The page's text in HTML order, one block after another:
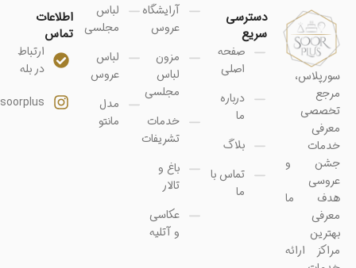
سورپلاس،
مرجع
تخصصی
معرفی
خدمات
جشن و
عروسی
هدف ما
معرفی
بهترین
مراکز ارائه
دسترسی
سریع
صفحه
اصلی
درباره
ما
بلاگ
تماس با
ما
آرایشگاه
عروس
مزون
لباس
مجلسی
خدمات
تشریفات
باغ و
تالار
عکاسی
و آتلیه
لباس
مجلسی
لباس
عروس
مدل
مانتو
اطلاعات
تماس
ارتباط
در بله
soorplus@